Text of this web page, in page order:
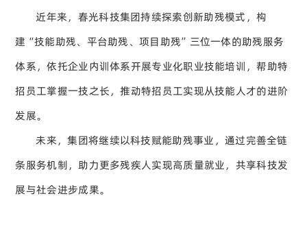
近年来，春光科技集团持续探索创新助残模式，构
建“技能助残、平台助残、项目助残”三位一体的助残服务
体系，依托企业内训体系开展专业化职业技能培训，帮助特
招员工掌握一技之长，推动特招员工实现从技能人才的进阶
发展。
未来，集团将继续以科技赋能助残事业，通过完善全链
条服务机制，助力更多残疾人实现高质量就业，共享科技发
展与社会进步成果。